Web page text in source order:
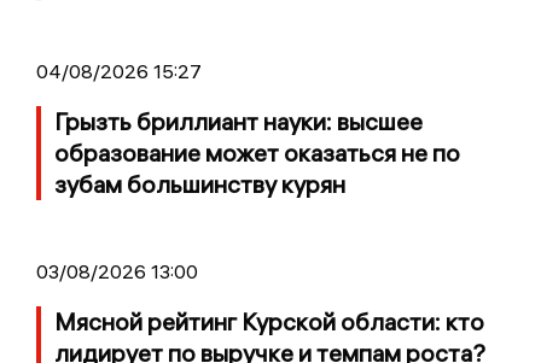
04/08/2026 15:27
Грызть бриллиант науки: высшее
образование может оказаться не по
зубам большинству курян
03/08/2026 13:00
Мясной рейтинг Курской области: кто
лидирует по выручке и темпам роста?